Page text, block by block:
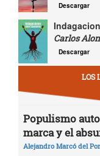
Descargar
Carlos
Descargar
LOS
Populismo
marca y el
Alejandro Marcó del